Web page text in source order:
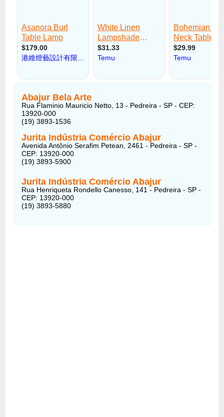
Abajur Bela Arte
Rua Flaminio Mauricio Netto, 13 - Pedreira - SP - CEP:
13920-000
(19) 3893-1536
Jurita Indústria Comércio Abajur
Avenida Antônio Serafim Petean, 2461 - Pedreira - SP -
CEP: 13920-000
(19) 3893-5900
Jurita Indústria Comércio Abajur
Rua Henriqueta Rondello Canesso, 141 - Pedreira - SP -
CEP: 13920-000
(19) 3893-5880